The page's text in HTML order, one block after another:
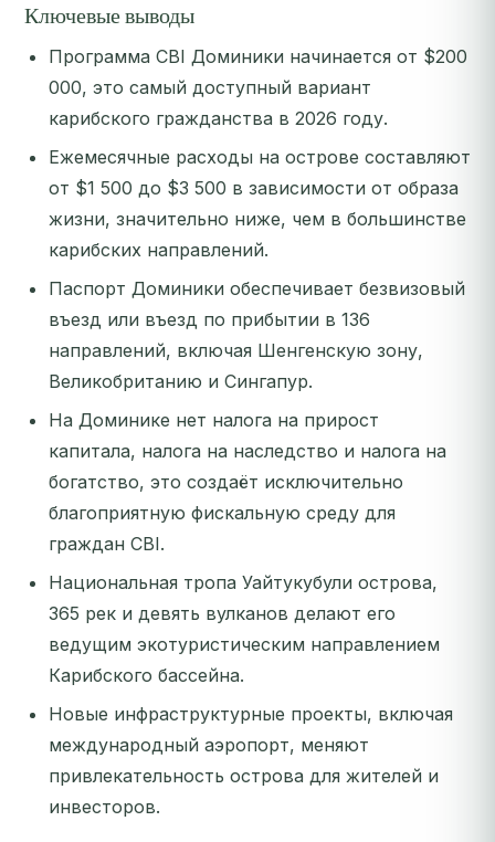
Ключевые выводы
Программа CBI Доминики начинается от $200
000, это самый доступный вариант
карибского гражданства в 2026 году.
Ежемесячные расходы на острове составляют
от $1 500 до $3 500 в зависимости от образа
жизни, значительно ниже, чем в большинстве
карибских направлений.
Паспорт Доминики обеспечивает безвизовый
въезд или въезд по прибытии в 136
направлений, включая Шенгенскую зону,
Великобританию и Сингапур.
На Доминике нет налога на прирост
капитала, налога на наследство и налога на
богатство, это создаёт исключительно
благоприятную фискальную среду для
граждан CBI.
Национальная тропа Уайтукубули острова,
365 рек и девять вулканов делают его
ведущим экотуристическим направлением
Карибского бассейна.
Новые инфраструктурные проекты, включая
международный аэропорт, меняют
привлекательность острова для жителей и
инвесторов.